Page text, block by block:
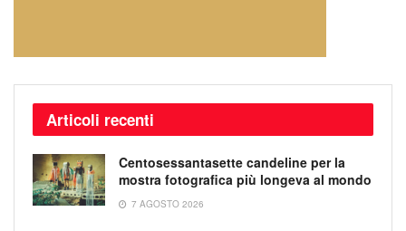
Articoli recenti
Centosessantasette candeline per la
mostra fotografica più longeva al mondo
7 AGOSTO 2026